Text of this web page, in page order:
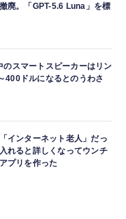
廃。「GPT-5.6 Luna」を標
スマートスピーカーはリン
400ドルになるとのうわさ
インターネット老人」だっ
れると詳しくなってウンチ
プリを作った